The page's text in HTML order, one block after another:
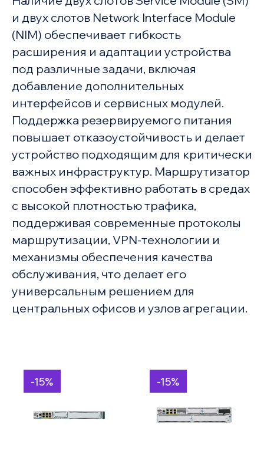
и двух слотов Network Interface Module
(NIM) обеспечивает гибкость
расширения и адаптации устройства
под различные задачи, включая
добавление дополнительных
интерфейсов и сервисных модулей.
Поддержка резервируемого питания
повышает отказоустойчивость и делает
устройство подходящим для критически
важных инфраструктур. Маршрутизатор
способен эффективно работать в средах
с высокой плотностью трафика,
поддерживая современные протоколы
маршрутизации, VPN-технологии и
механизмы обеспечения качества
обслуживания, что делает его
универсальным решением для
центральных офисов и узлов агрегации.
-15% -15%